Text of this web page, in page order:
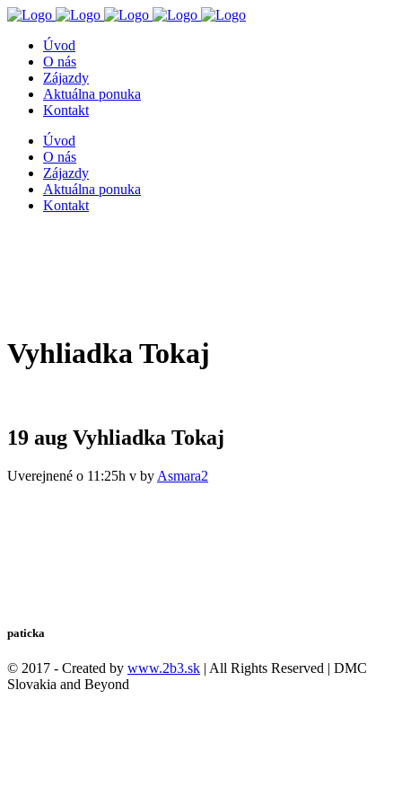
Úvod
O nás
Zájazdy
Aktuálna ponuka
Kontakt
Úvod
O nás
Zájazdy
Aktuálna ponuka
Kontakt
Vyhliadka Tokaj
19 aug Vyhliadka Tokaj
Uverejnené o 11:25h v by Asmara2
paticka
© 2017 - Created by www.2b3.sk | All Rights Reserved | DMC
Slovakia and Beyond